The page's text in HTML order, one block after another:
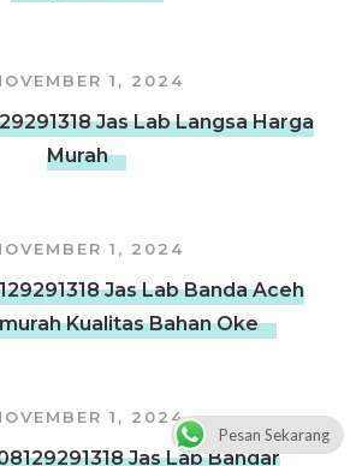
1, 2024
Jas Lab Langsa Harga
Murah
1, 2024
Jas Lab Banda Aceh
Kualitas Bahan Oke
1, 2024
Jas Lab Bandar
Pesan Sekarang